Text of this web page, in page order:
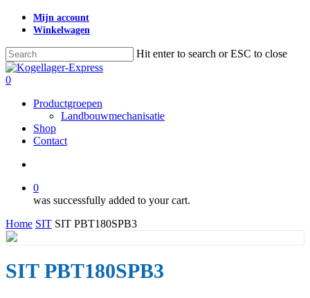
Skip
content
Mijn account
Winkelwagen
Hit enter to search or ESC to close
Close
Search
search
0
Productgroepen
Landbouwmechanisatie
Shop
Contact
0
was successfully added to your cart.
Home SIT SIT PBT180SPB3
SIT PBT180SPB3